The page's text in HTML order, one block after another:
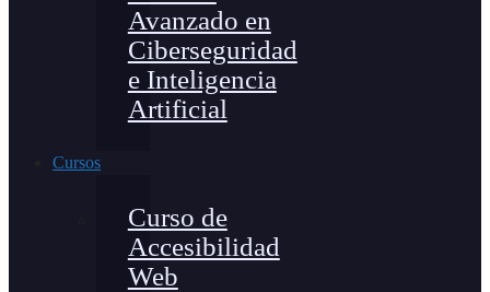
Avanzado en
Ciberseguridad
e Inteligencia
Artificial
Cursos
Curso de
Accesibilidad
Web